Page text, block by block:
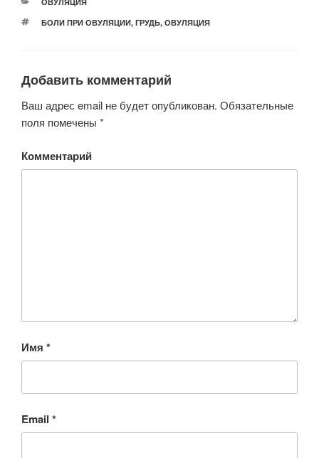
МЕТКИ
БОЛИ ПРИ ОВУЛЯЦИИ, ГРУДЬ, ОВУЛЯЦИЯ
Добавить комментарий
Ваш адрес email не будет опубликован. Обязательные
поля помечены *
Комментарий
Имя *
Email *